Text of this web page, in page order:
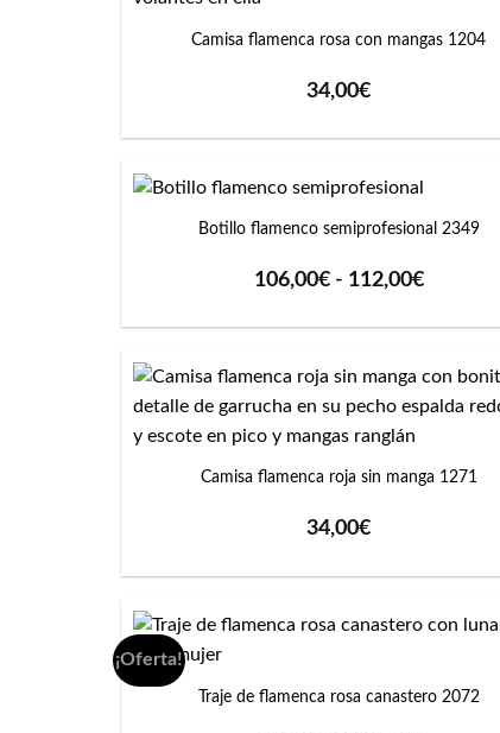
Camisa flamenca rosa con mangas 1204
34,00€
+
Botillo flamenco semiprofesional 2349
106,00€ - 112,00€Rango
precios:
106,00€
hasta
112,00€
Camisa flamenca roja sin manga 1271
34,00€
¡Oferta!
Traje de flamenca rosa canastero 2072